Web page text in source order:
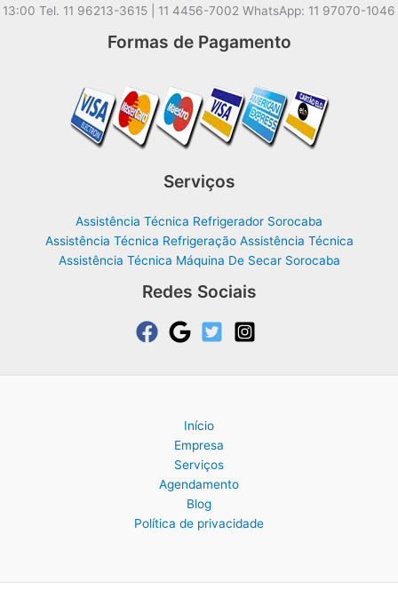
13:00 Tel. 11 96213-3615 | 11 4456-7002 WhatsApp: 11 97070-1046
Formas de Pagamento
Serviços
Assistência Técnica Refrigerador Sorocaba
Assistência Técnica Refrigeração Assistência Técnica
Assistência Técnica Máquina De Secar Sorocaba
Redes Sociais
Início
Empresa
Serviços
Agendamento
Blog
Política de privacidade